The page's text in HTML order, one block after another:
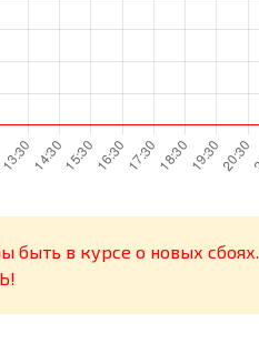
быть в курсе о новых сбоях.